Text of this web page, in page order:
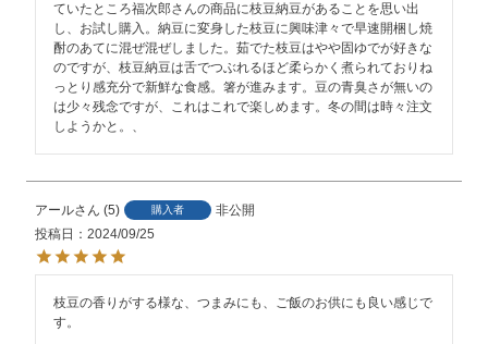
ていたところ福次郎さんの商品に枝豆納豆があることを思い出
し、お試し購入。納豆に変身した枝豆に興味津々で早速開梱し焼
酎のあてに混ぜ混ぜしました。茹でた枝豆はやや固ゆでが好きな
のですが、枝豆納豆は舌でつぶれるほど柔らかく煮られておりね
っとり感充分で新鮮な食感。箸が進みます。豆の青臭さが無いの
は少々残念ですが、これはこれで楽しめます。冬の間は時々注文
しようかと。、
アール 5 購入者
非公開
投稿日
2024/09/25
枝豆の香りがする様な、つまみにも、ご飯のお供にも良い感じで
す。